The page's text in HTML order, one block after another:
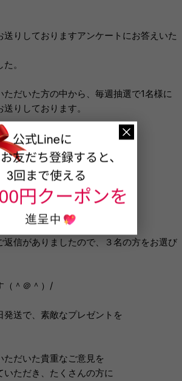
送りしておりますアンケートにお答えいた
。
ただいた方の中から、毎週抽選で1名様に
りしております。
ら↓
返信がありましたので、３名の方をお選び
（＾＠＾）/
発送で、素敵なプレゼントを
ただいた貴重なご意見を
いただき、たくさんの方に